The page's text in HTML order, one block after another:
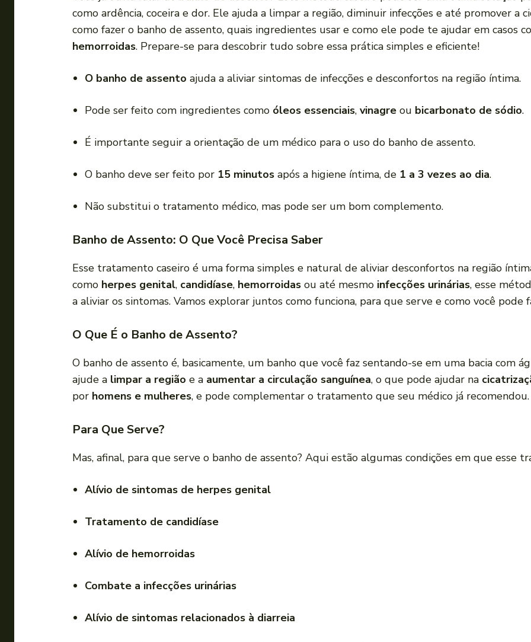
r
e
u
i
como ardência, coceira e dor. Ele ajuda a limpar a região, diminuir infecções e até promover a
como fazer o banho de assento, quais ingredientes usar e como ele pode te ajudar em casos
hemorroidas. Prepare-se para descobrir tudo sobre essa prática simples e eficiente!
O banho de assento ajuda a aliviar sintomas de infecções e desconfortos na região íntima.
Pode ser feito com ingredientes como óleos essenciais, vinagre ou bicarbonato de sódio.
É importante seguir a orientação de um médico para o uso do banho de assento.
O banho deve ser feito por 15 minutos após a higiene íntima, de 1 a 3 vezes ao dia.
Não substitui o tratamento médico, mas pode ser um bom complemento.
Banho de Assento: O Que Você Precisa Saber
Esse tratamento caseiro é uma forma simples e natural de aliviar desconfortos na região
como herpes genital, candidíase, hemorroidas ou até mesmo infecções urinárias, esse
a aliviar os sintomas. Vamos explorar juntos como funciona, para que serve e como você pode
O Que É o Banho de Assento?
O banho de assento é, basicamente, um banho que você faz sentando-se em uma bacia com
ajude a limpar a região e a aumentar a circulação sanguínea, o que pode ajudar na
por homens e mulheres, e pode complementar o tratamento que seu médico já recomendou.
Para Que Serve?
Mas, afinal, para que serve o banho de assento? Aqui estão algumas condições em que esse
Alívio de sintomas de herpes genital
Tratamento de candidíase
Alívio de hemorroidas
Combate a infecções urinárias
Alívio de sintomas relacionados à diarreia